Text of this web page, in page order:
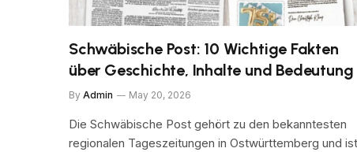
Schwäbische Post: 10 Wichtige Fakten
über Geschichte, Inhalte und Bedeutung
By Admin May 20, 2026
Die Schwäbische Post gehört zu den bekanntesten
regionalen Tageszeitungen in Ostwürttemberg und ist